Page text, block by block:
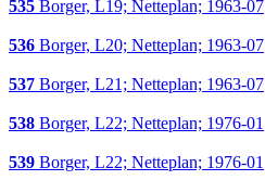
535 Borger, L19; Netteplan; 1963-07
536 Borger, L20; Netteplan; 1963-07
537 Borger, L21; Netteplan; 1963-07
538 Borger, L22; Netteplan; 1976-01
539 Borger, L22; Netteplan; 1976-01